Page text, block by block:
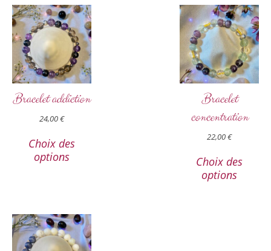
Bracelet addiction
24,00€
Choix des
options
Bracelet
concentration
22,00€
Choix des
options